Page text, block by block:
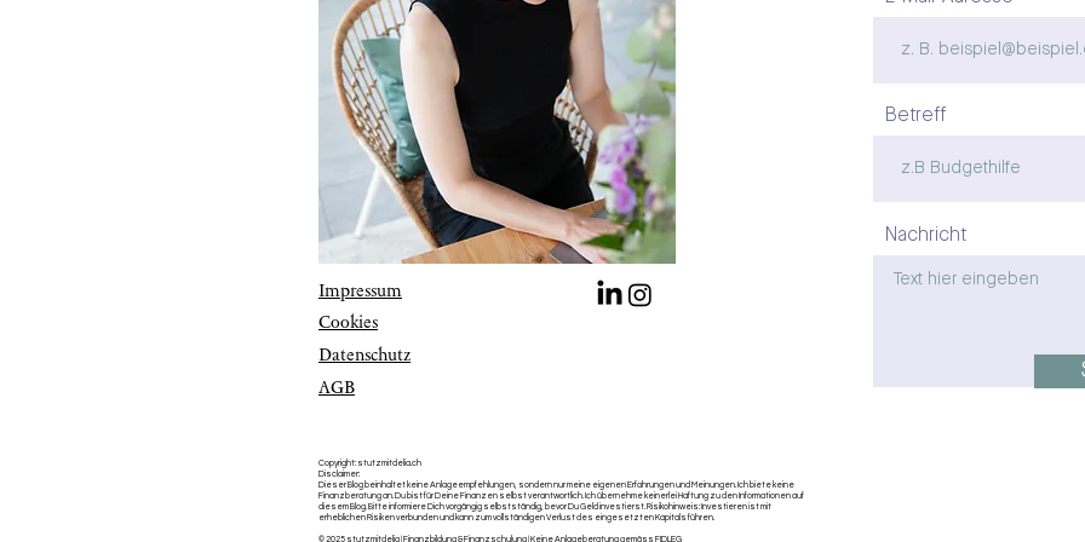
Impressum
Cookies
Datenschutz
AGB
Copyright: stutzmitdelia.ch
Disclaimer:
Dieser Blog beinhaltet keine Anlageempfehlungen, sondern nur meine eigenen Erfahrungen und Meinungen. Ich biete keine
Finanzberatung an. Du bist für Deine Finanzen selbst verantwortlich. Ich übernehme keinerlei Haftung zu den Informationen auf
diesem Blog. Bitte informiere Dich vorgängig selbstständig, bevor Du Geld investierst. Risikohinweis: Investieren ist mit
erheblichen Risiken verbunden und kann zum vollständigen Verlust des eingesetzten Kapitals führen.
© 2025 stutzmitdelia | Finanzbildung & Finanzschulung | Keine Anlageberatung gemäss FIDLEG
Betreff
Nachricht